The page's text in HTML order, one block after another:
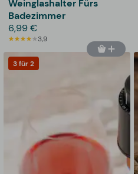
Weinglashalter Fürs
Badezimmer
6,99 €
3,9
3 für 2